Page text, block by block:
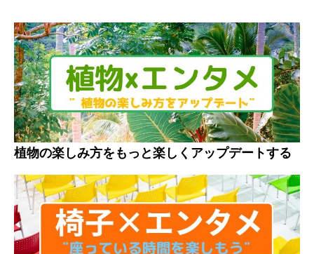
植物の楽しみ方をもっと楽しくアップデートする